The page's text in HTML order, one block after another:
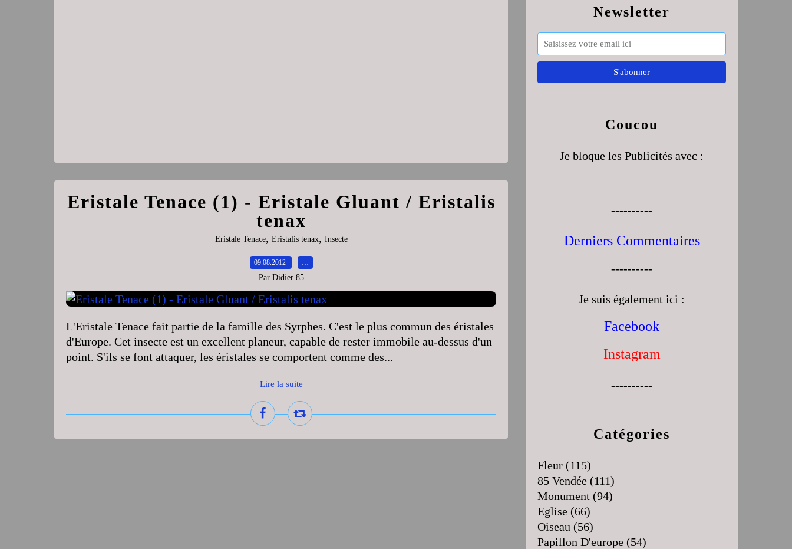
Eristale Tenace (1) - Eristale Gluant / Eristalis
tenax
Eristale Tenace, Eristalis tenax, Insecte
09.08.2012 …
Par Didier 85
L'Eristale Tenace fait partie de la famille des Syrphes. C'est le plus commun des éristales
d'Europe. Cet insecte est un excellent planeur, capable de rester immobile au-dessus d'un
point. S'ils se font attaquer, les éristales se comportent comme des...
Lire la suite
Newsletter
Catégories
Fleur (115)
85 Vendée (111)
Monument (94)
Eglise (66)
Oiseau (56)
Papillon D'europe (54)
Coucou
Je bloque les Publicités avec :
----------
Derniers Commentaires
----------
Je suis également ici :
Facebook
Instagram
----------